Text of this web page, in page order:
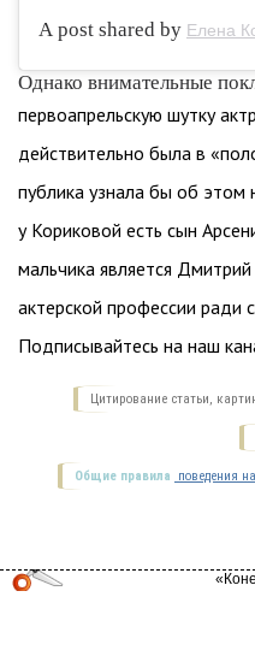
A post shared by Елена
Однако внимательные
первоапрельскую шутку
действительно была в
публика узнала бы об этом
у Кориковой есть сын
мальчика является
актерской профессии ради
Подписывайтесь на наш
Цитирование статьи,
Общие правила поведения